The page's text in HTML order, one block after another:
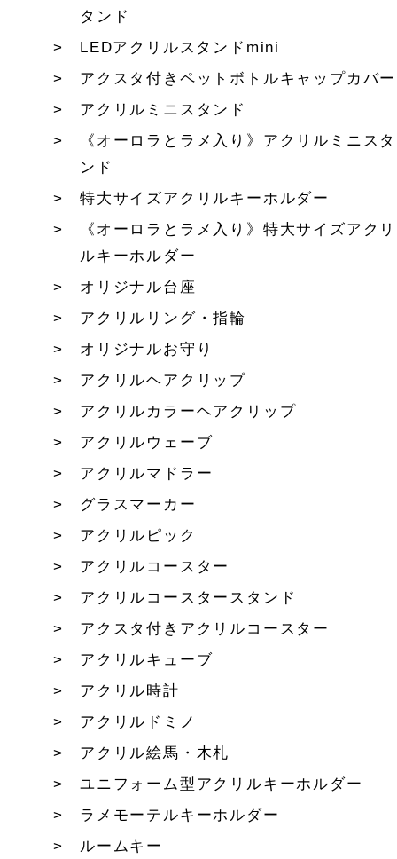
タンド
LEDアクリルスタンドmini
アクスタ付きペットボトルキャップカバー
アクリルミニスタンド
《オーロラとラメ入り》アクリルミニスタ
ンド
特大サイズアクリルキーホルダー
《オーロラとラメ入り》特大サイズアクリ
ルキーホルダー
オリジナル台座
アクリルリング・指輪
オリジナルお守り
アクリルヘアクリップ
アクリルカラーヘアクリップ
アクリルウェーブ
アクリルマドラー
グラスマーカー
アクリルピック
アクリルコースター
アクリルコースタースタンド
アクスタ付きアクリルコースター
アクリルキューブ
アクリル時計
アクリルドミノ
アクリル絵馬・木札
ユニフォーム型アクリルキーホルダー
ラメモーテルキーホルダー
ルームキー